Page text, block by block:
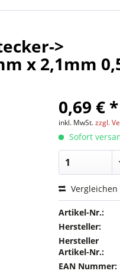
>
x 2,1mm
0,69 € *
inkl. MwSt.zzgl.
Sofort
Vergleichen
Artikel-Nr.:
Hersteller:
Hersteller
Artikel-Nr.:
EAN Nummer: